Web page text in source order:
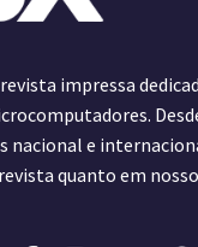
impressa
nacional e
quanto em